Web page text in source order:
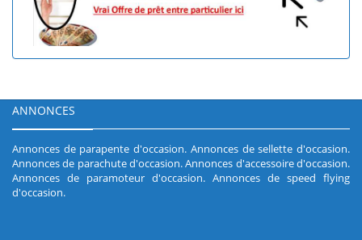
ANNONCES
Annonces de parapente d'occasion. Annonces de sellette d'occasion.
Annonces de parachute d'occasion.Annonces d'accessoire d'occasion.
Annonces de paramoteur d'occasion. Annonces de speed flying
d'occasion.